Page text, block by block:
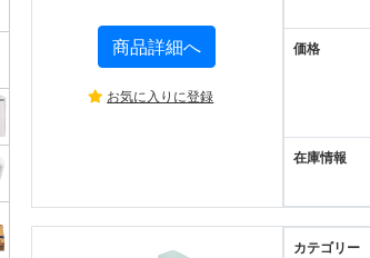
商品詳細へ
お気に入りに登録
価格
在庫情報
カテゴリー